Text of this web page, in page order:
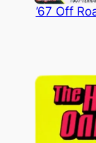
’67 Off